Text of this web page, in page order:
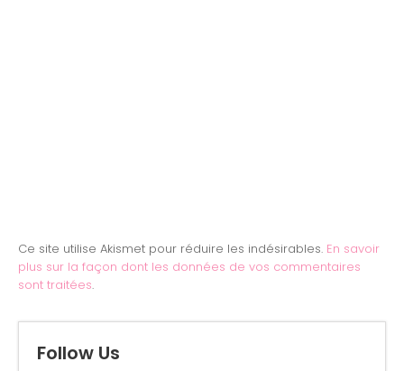
Ce site utilise Akismet pour réduire les indésirables. En savoir
plus sur la façon dont les données de vos commentaires
sont traitées.
Follow Us